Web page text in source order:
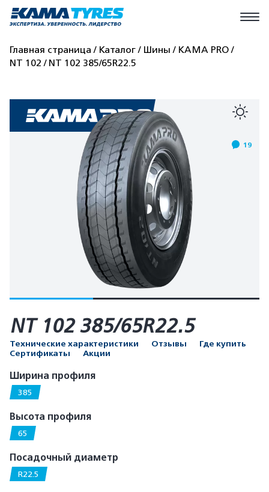
Главная страница Каталог Шины
КАМА PRO
NT 102
NT 102 385/65R22.5
19
NT 102 385/65R22.5
Технические характеристики Отзывы
Где купить
Сертификаты
Акции
Ширина профиля
385
Высота профиля
65
Посадочный диаметр
R22.5